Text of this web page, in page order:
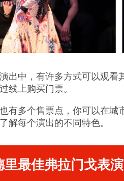
出中，有许多方式可以观
线上购买门票。
有多个售票点，你可以在
解每个演出的不同特色。
里最佳弗拉门戈表